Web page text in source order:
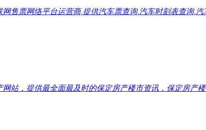
售票网络平台运营商,提供汽车票查询,汽车时刻表查询,汽
站，提供最全面最及时的保定房产楼市资讯，保定房产